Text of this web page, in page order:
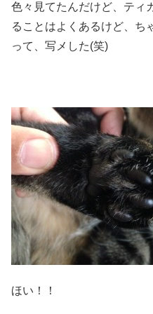
色々見てたんだけど、ティ
ることはよくあるけど、
って、写メした(笑)
ほい！！